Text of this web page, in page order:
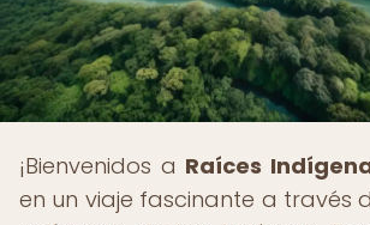
¡Bienvenidos a Raíces
en un viaje fascinante a través